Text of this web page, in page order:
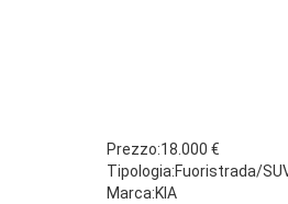
Prezzo:18.000 €
Tipologia:Fuoristrada/
Marca:KIA